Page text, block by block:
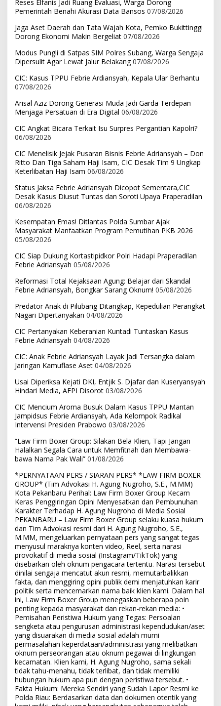
Reses Elfanis Jadi Ruang Evaluasi, Warga Dorong
Pemerintah Benahi Akurasi Data Bansos 07/08/2026
Jaga Aset Daerah dan Tata Wajah Kota, Pemko Bukittinggi
Dorong Ekonomi Makin Bergeliat 07/08/2026
Modus Pungli di Satpas SIM Polres Subang, Warga Sengaja
Dipersulit Agar Lewat Jalur Belakang 07/08/2026
CIC: Kasus TPPU Febrie Ardiansyah, Kepala Ular Berhantu
07/08/2026
Arisal Aziz Dorong Generasi Muda Jadi Garda Terdepan
Menjaga Persatuan di Era Digital 06/08/2026
CIC Angkat Bicara Terkait Isu Surpres Pergantian Kapolri?
06/08/2026
CIC Menelisik Jejak Pusaran Bisnis Febrie Adriansyah – Don
Ritto Dan Tiga Saham Haji Isam, CIC Desak Tim 9 Ungkap
Keterlibatan Haji Isam 06/08/2026
Status Jaksa Febrie Adriansyah Dicopot Sementara,CIC
Desak Kasus Diusut Tuntas dan Soroti Upaya Praperadilan
06/08/2026
Kesempatan Emas! Ditlantas Polda Sumbar Ajak
Masyarakat Manfaatkan Program Pemutihan PKB 2026
05/08/2026
CIC Siap Dukung Kortastipidkor Polri Hadapi Praperadilan
Febrie Adriansyah 05/08/2026
Reformasi Total Kejaksaan Agung: Belajar dari Skandal
Febrie Adriansyah, Bongkar Sarang Oknum! 05/08/2026
Predator Anak di Pilubang Ditangkap, Kepedulian Perangkat
Nagari Dipertanyakan 04/08/2026
CIC Pertanyakan Keberanian Kuntadi Tuntaskan Kasus
Febrie Adriansyah 04/08/2026
CIC: Anak Febrie Adriansyah Layak Jadi Tersangka dalam
Jaringan Kamuflase Aset 04/08/2026
Usai Diperiksa Kejati DKI, Entjik S. Djafar dan Kuseryansyah
Hindari Media, AFPI Disorot 03/08/2026
CIC Mencium Aroma Busuk Dalam Kasus TPPU Mantan
Jampidsus Febrie Ardiansyah, Ada Kelompok Radikal
Intervensi Presiden Prabowo 03/08/2026
“Law Firm Boxer Group: Silakan Bela Klien, Tapi Jangan
Halalkan Segala Cara untuk Memfitnah dan Membawa-
bawa Nama Pak Wali” 01/08/2026
*PERNYATAAN PERS / SIARAN PERS* *LAW FIRM BOXER
GROUP* (Tim Advokasi H. Agung Nugroho, S.E., M.MM)
Kota Pekanbaru Perihal: Law Firm Boxer Group Kecam
Keras Penggiringan Opini Menyesatkan dan Pembunuhan
Karakter Terhadap H. Agung Nugroho di Media Sosial
PEKANBARU – Law Firm Boxer Group selaku kuasa hukum
dan Tim Advokasi resmi dari H. Agung Nugroho, S.E.,
M.MM, mengeluarkan pernyataan pers yang sangat tegas
menyusul maraknya konten video, Reel, serta narasi
provokatif di media sosial (Instagram/TikTok) yang
disebarkan oleh oknum pengacara tertentu. Narasi tersebut
dinilai sengaja mencatut akun resmi, memutarbalikkan
fakta, dan menggiring opini publik demi menjatuhkan karir
politik serta mencemarkan nama baik klien kami. Dalam hal
ini, Law Firm Boxer Group menegaskan beberapa poin
penting kepada masyarakat dan rekan-rekan media: •
Pemisahan Peristiwa Hukum yang Tegas: Persoalan
sengketa atau pengurusan administrasi kependudukan/aset
yang disuarakan di media sosial adalah murni
permasalahan keperdataan/administrasi yang melibatkan
oknum perseorangan atau oknum pegawai di lingkungan
kecamatan. Klien kami, H. Agung Nugroho, sama sekali
tidak tahu-menahu, tidak terlibat, dan tidak memiliki
hubungan hukum apa pun dengan peristiwa tersebut. •
Fakta Hukum: Mereka Sendiri yang Sudah Lapor Resmi ke
Polda Riau: Berdasarkan data dan dokumen otentik yang